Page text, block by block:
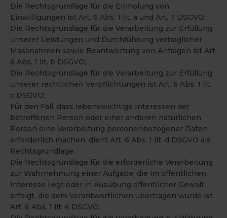
Die Rechtsgrundlage für die Einholung von
Einwilligungen ist Art. 6 Abs. 1 lit. a und Art. 7 DSGVO;
Die Rechtsgrundlage für die Verarbeitung zur Erfüllung
unserer Leistungen und Durchführung vertraglicher
Massnahmen sowie Beantwortung von Anfragen ist Art.
6 Abs. 1 lit. b DSGVO;
Die Rechtsgrundlage für die Verarbeitung zur Erfüllung
unserer rechtlichen Verpflichtungen ist Art. 6 Abs. 1 lit.
c DSGVO;
Für den Fall, dass lebenswichtige Interessen der
betroffenen Person oder einer anderen natürlichen
Person eine Verarbeitung personenbezogener Daten
erforderlich machen, dient Art. 6 Abs. 1 lit. d DSGVO als
Rechtsgrundlage.
Die Rechtsgrundlage für die erforderliche Verarbeitung
zur Wahrnehmung einer Aufgabe, die im öffentlichen
Interesse liegt oder in Ausübung öffentlicher Gewalt
erfolgt, die dem Verantwortlichen übertragen wurde ist
Art. 6 Abs. 1 lit. e DSGVO.